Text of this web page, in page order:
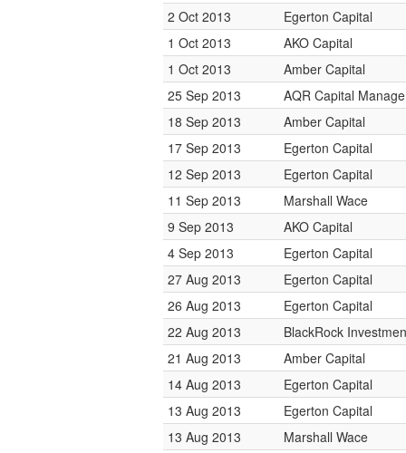
2 Oct 2013
Egerton Capital
1 Oct 2013
AKO Capital
1 Oct 2013
Amber Capital
25 Sep 2013
AQR Capital
18 Sep 2013
Amber Capital
17 Sep 2013
Egerton Capital
12 Sep 2013
Egerton Capital
11 Sep 2013
Marshall Wace
9 Sep 2013
AKO Capital
4 Sep 2013
Egerton Capital
27 Aug 2013
Egerton Capital
26 Aug 2013
Egerton Capital
22 Aug 2013
BlackRock
21 Aug 2013
Amber Capital
14 Aug 2013
Egerton Capital
13 Aug 2013
Egerton Capital
13 Aug 2013
Marshall Wace